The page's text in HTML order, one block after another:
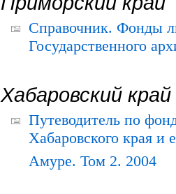
Справочник. Фонды
Государственного
Хабаровский край
Путеводитель по
Хабаровского края и
Амуре. Том 2. 2004